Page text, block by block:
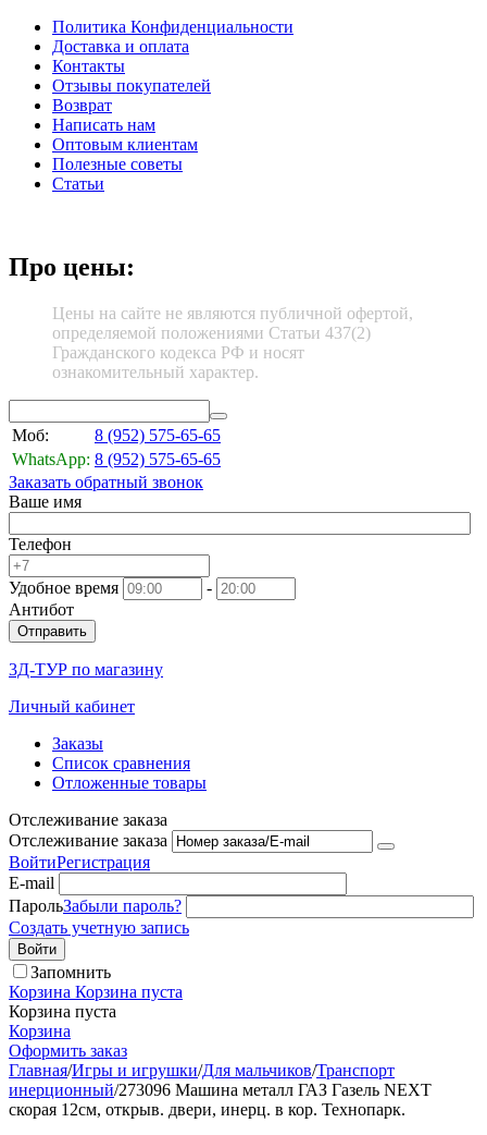
Политика Конфиденциальности
Доставка и оплата
Контакты
Отзывы покупателей
Возврат
Написать нам
Оптовым клиентам
Полезные советы
Статьи
Про цены:
Цены на сайте не являются публичной офертой,
определяемой положениями Статьи 437(2)
Гражданского кодекса РФ и носят
ознакомительный характер.
Моб: 8 (952) 575-65-65
WhatsApp: 8 (952) 575-65-65
Заказать обратный звонок
Ваше имя
Телефон
Удобное время
-
Антибот
Отправить
3Д-ТУР по магазину
Личный кабинет
Заказы
Список сравнения
Отложенные товары
Отслеживание заказа
Отслеживание заказа
ВойтиРегистрация
E-mail
ПарольЗабыли пароль?
Создать учетную запись
Войти
Запомнить
Корзина Корзина пуста
Корзина пуста
Корзина
Оформить заказ
Главная/Игры и игрушки/Для мальчиков/Транспорт
инерционный/273096 Машина металл ГАЗ Газель NEXT
скорая 12см, открыв. двери, инерц. в кор. Технопарк.